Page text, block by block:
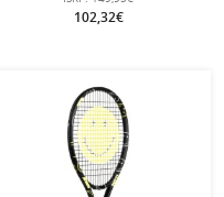
naciągnięty -
102,32€